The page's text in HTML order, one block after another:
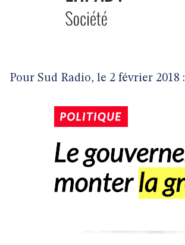
Pour Sud Radio, le 2 février 2018 :